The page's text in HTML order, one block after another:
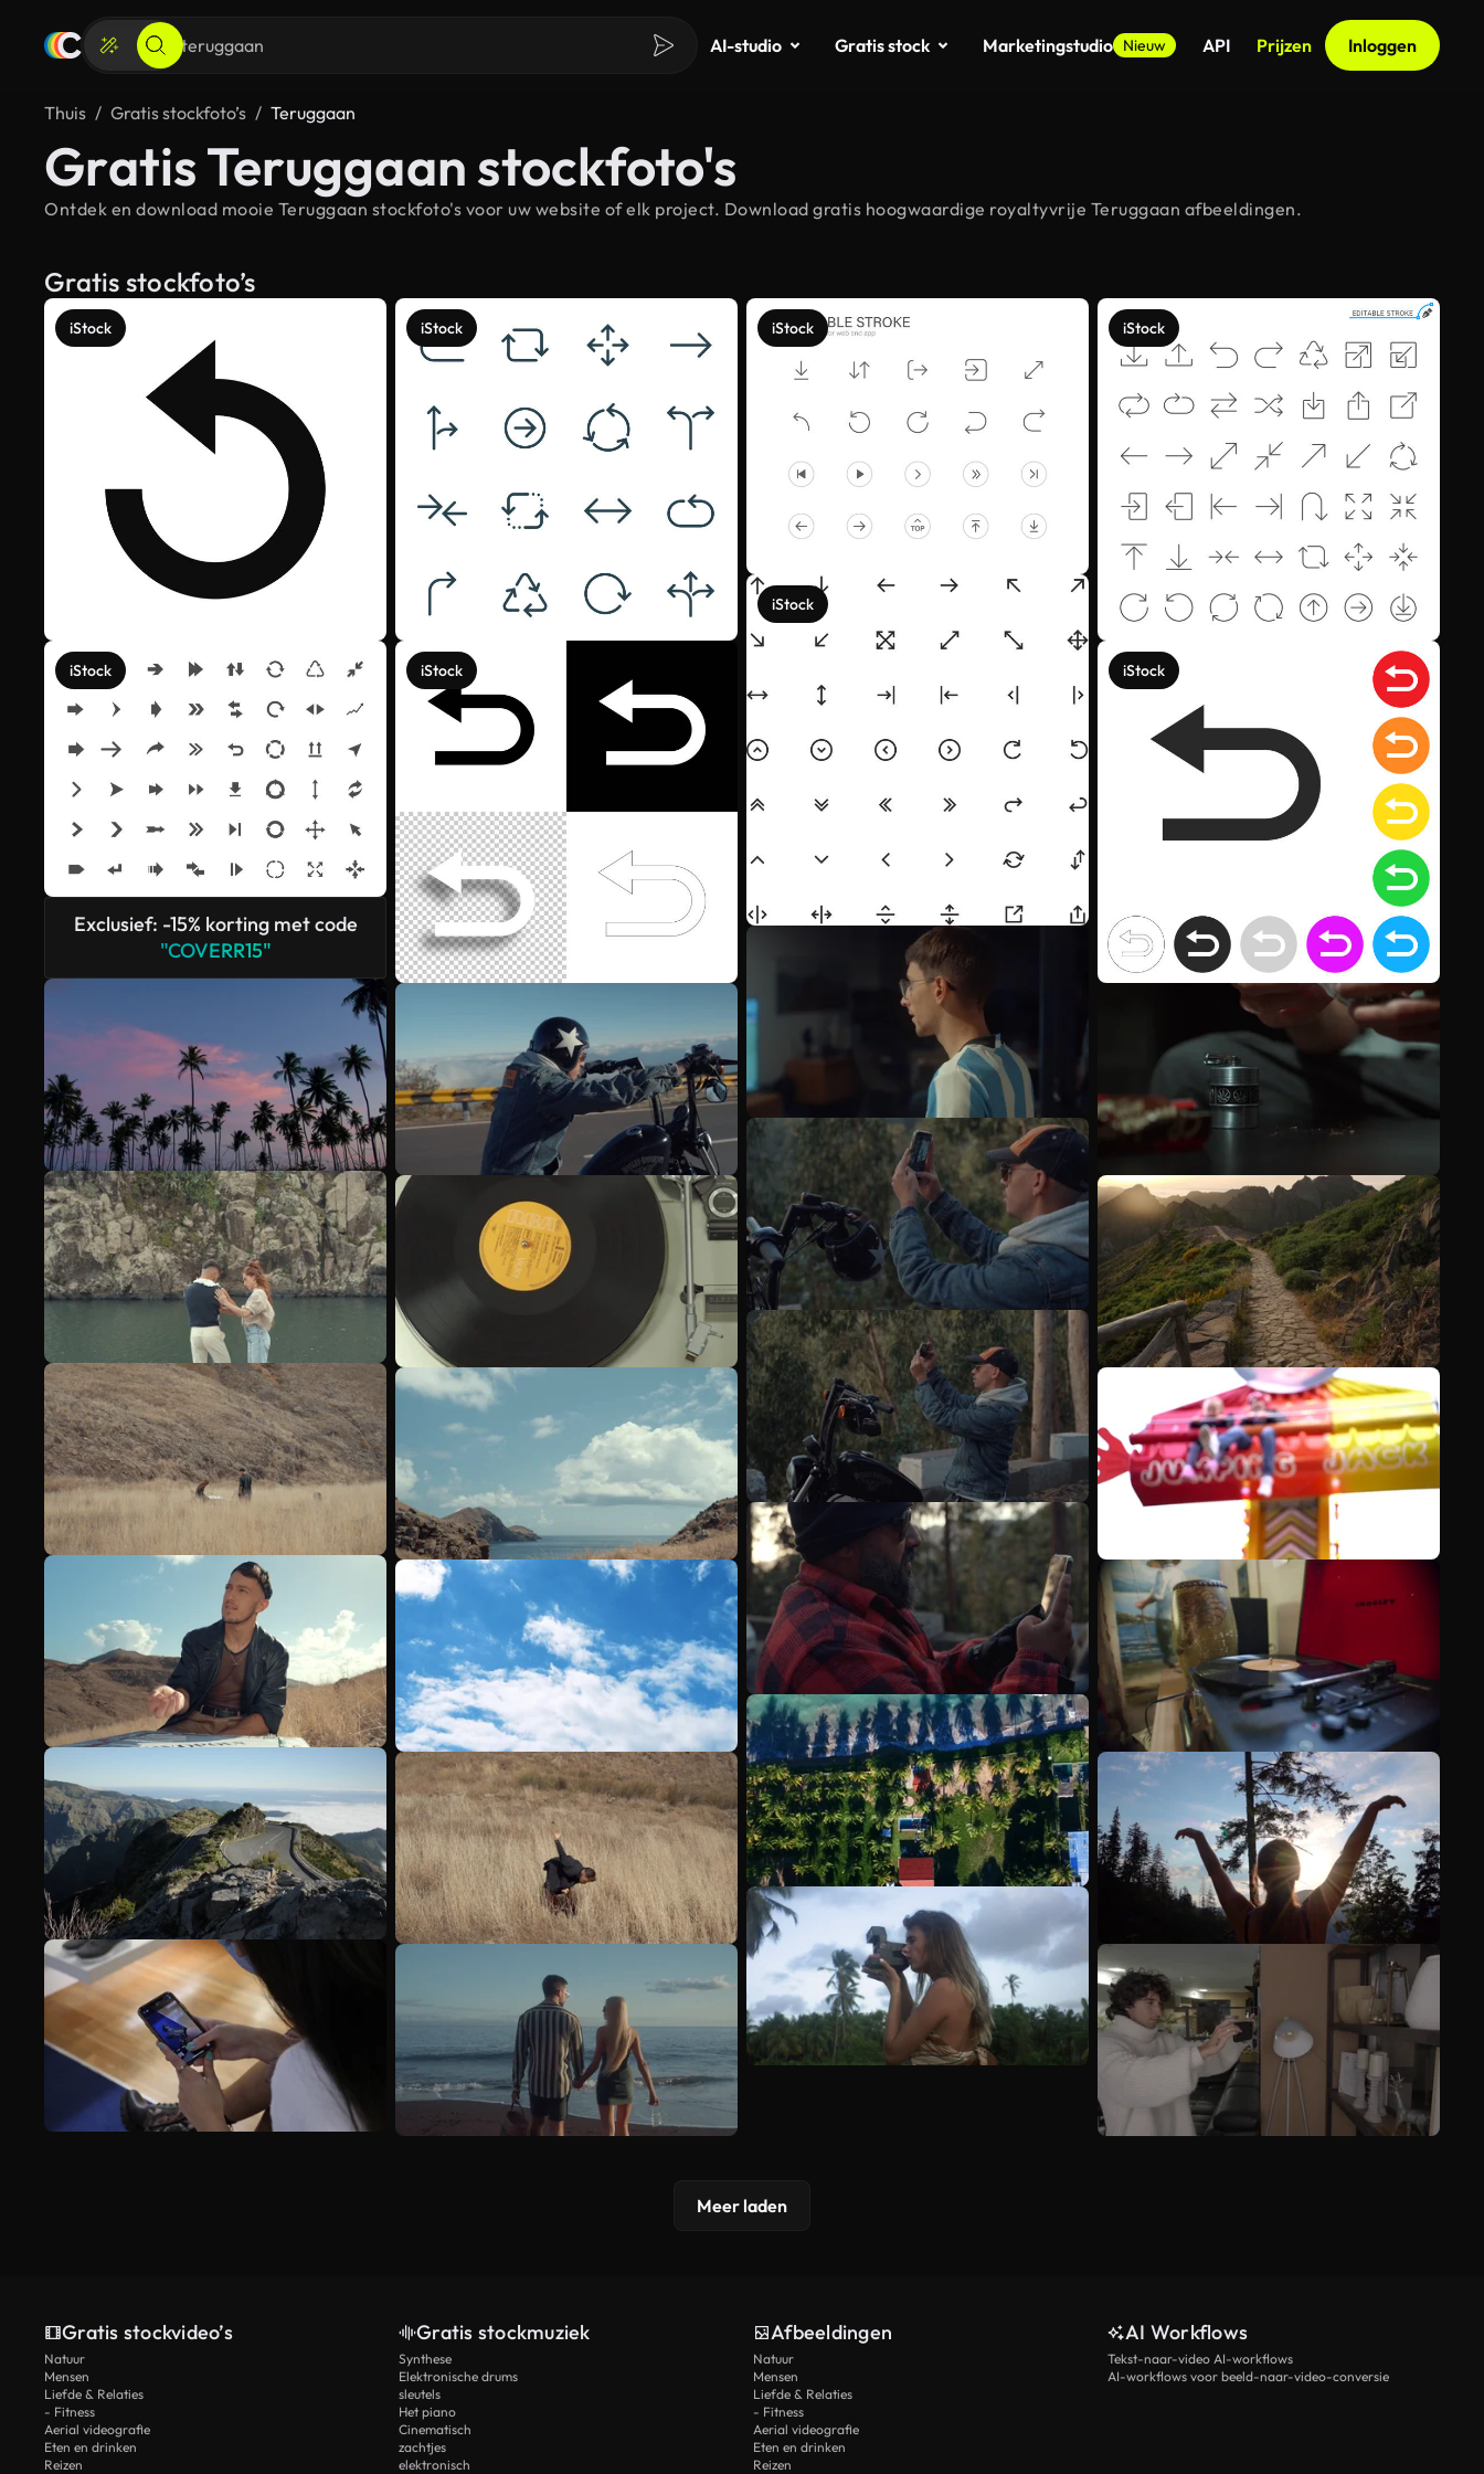
AI-studio Gratis stock Marketingstudio Nieuw API Prijzen Inloggen
Thuis Gratis stockfoto’s Teruggaan
Gratis Teruggaan stockfoto's
Ontdek en download mooie Teruggaan stockfoto's voor uw website of elk project. Download gratis hoogwaardige royaltyvrije Teruggaan afbeeldingen.
Gratis stockfoto’s
iStock
iStock
Exclusief: -15% korting met code
"COVERR15"
iStock
iStock
iStock
iStock
iStock
iStock
Meer laden
Gratis stockvideo’s
Natuur
Mensen
Liefde & Relaties
- Fitness
Aerial videografie
Eten en drinken
Reizen
Gratis stockmuziek
Synthese
Elektronische drums
sleutels
Het piano
Cinematisch
zachtjes
elektronisch
Afbeeldingen
Natuur
Mensen
Liefde & Relaties
- Fitness
Aerial videografie
Eten en drinken
Reizen
AI Workflows
Tekst-naar-video AI-workflows
AI-workflows voor beeld-naar-video-conversie